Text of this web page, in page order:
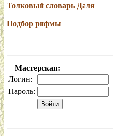
Толковый словарь Даля
Подбор рифмы
Мастерская:
Логин:
Пароль: